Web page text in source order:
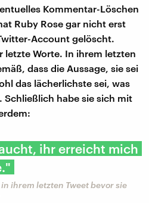
Kommentar-Löschen
Ruby Rose gar nicht erst
Account gelöscht.
letzte Worte. In ihrem letzten
dass die Aussage, sie sei
das lächerlichste sei, was
Schließlich habe sie sich mit
ihr erreicht mich
ihrem letzten Tweet bevor sie